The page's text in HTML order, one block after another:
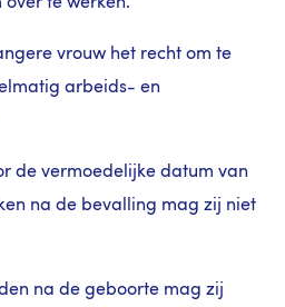
over te werken.
vrouw het recht om te
arbeids- en
de vermoedelijke datum van
na de bevalling mag zij niet
na de geboorte mag zij